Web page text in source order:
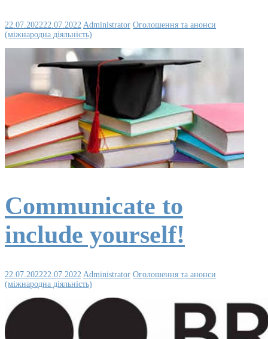
22.07.202222.07.2022 Administrator Оголошення та анонси
(міжнародна діяльність)
Communicate to
include yourself!
22.07.202222.07.2022 Administrator Оголошення та анонси
(міжнародна діяльність)